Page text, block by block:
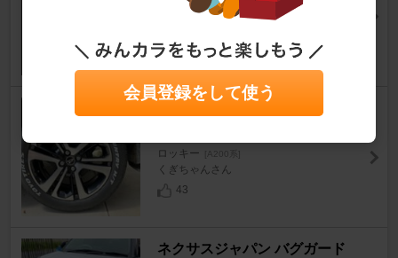
くろッキーさん
ロッキー [A200系]
くぎちゃんさん
43
ネクサスジャパン バグガード
会員登録をして使う